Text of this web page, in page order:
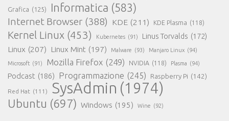
Grafica (125) Informatica (583)
Internet Browser (388) KDE (211) KDE Plasma (118)
Kernel Linux (453) Kubernetes (91) Linus Torvalds (172)
Linux (207) Linux Mint (197) Malware (93) Manjaro Linux (94)
Microsoft (91) Mozilla Firefox (249) NVIDIA (118) Plasma (94)
Podcast (186) Programmazione (245) Raspberry Pi (142)
Red Hat (111) SysAdmin (1974)
Ubuntu (697) Windows (195) Wine (92)